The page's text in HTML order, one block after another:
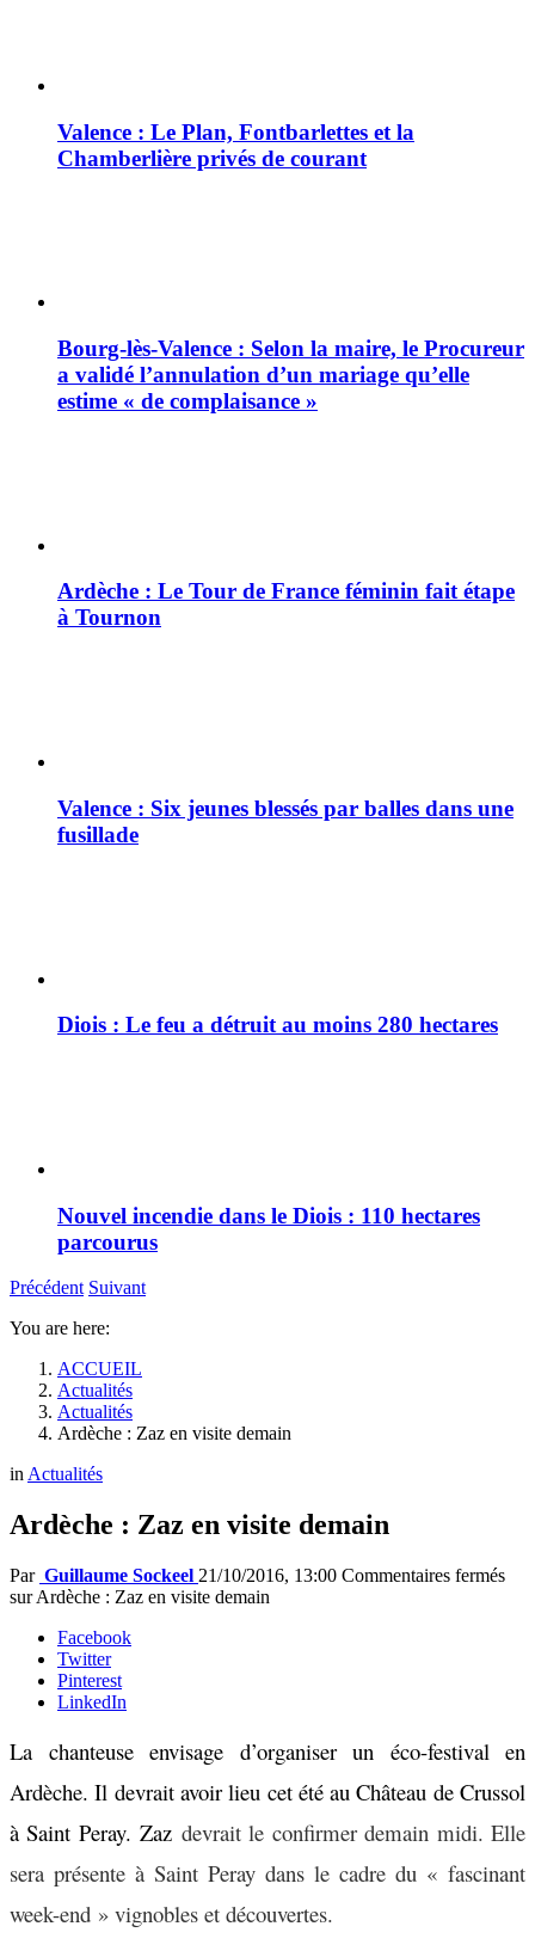
Valence : Le Plan, Fontbarlettes et la
Chamberlière privés de courant
Bourg-lès-Valence : Selon la maire, le Procureur
a validé l’annulation d’un mariage qu’elle
estime « de complaisance »
Ardèche : Le Tour de France féminin fait étape
à Tournon
Valence : Six jeunes blessés par balles dans une
fusillade
Diois : Le feu a détruit au moins 280 hectares
Nouvel incendie dans le Diois : 110 hectares
parcourus
Précédent Suivant
You are here:
ACCUEIL
Actualités
Actualités
Ardèche : Zaz en visite demain
inActualités
Ardèche : Zaz en visite demain
Par Guillaume Sockeel 21/10/2016, 13:00 Commentaires fermés
sur Ardèche : Zaz en visite demain
Facebook
Twitter
Pinterest
LinkedIn
La chanteuse envisage d’organiser un éco-festival en
Ardèche. Il devrait avoir lieu cet été au Château de Crussol
à Saint Peray. Zaz devrait le confirmer demain midi. Elle
sera présente à Saint Peray dans le cadre du « fascinant
week-end » vignobles et découvertes.